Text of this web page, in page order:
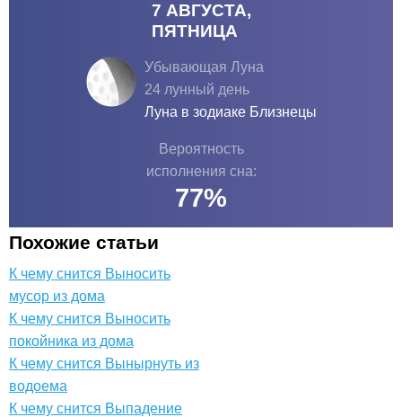
7 АВГУСТА,
ПЯТНИЦА
Убывающая Луна
24 лунный день
Луна в зодиаке Близнецы
Вероятность
исполнения сна:
77%
Похожие статьи
К чему снится Выносить
мусор из дома
К чему снится Выносить
покойника из дома
К чему снится Вынырнуть из
водоема
К чему снится Выпадение